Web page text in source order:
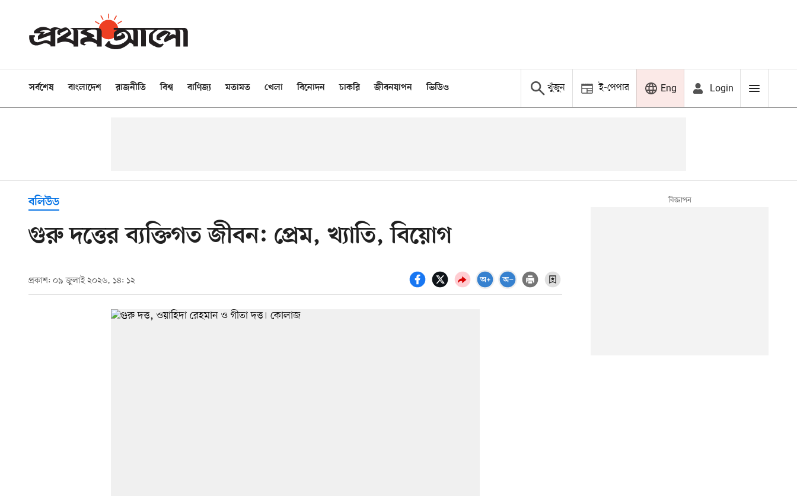
সর্বশেষ বাংলাদেশ রাজনীতি বিশ্ব বাণিজ্য মতামত খেলা বিনোদন চাকরি জীবনযাপন ভিডিও খুঁজুন ই-পেপার Eng Login
বলিউড
গুরু দত্তের ব্যক্তিগত জীবন: প্রেম, খ্যাতি, বিয়োগ
প্রকাশ: ০৯ জুলাই ২০২৬, ১৪: ১২